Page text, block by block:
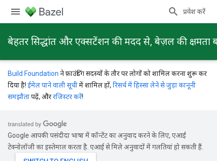
प्रवेश करें
बेहतर सिद्धांत और एक्सटेंशन की मदद से, बेज़ल की क्षमता
Build Foundation ने फ़ाउंडिंग सदस्यों के तौर पर लोगों को शामिल करना शुरू कर
दिया है! ईमेल पाने वाली सूचीमें शामिल हों, रिसर्च में हिस्सा लेने से जुड़ा कानूनी
समझौतापढ़ें, औररजिस्टर करें!
Google आपकी पसंदीदा भाषा में कॉन्टेंट का अनुवाद करने के लिए, एआई
टेक्नोलॉजी का इस्तेमाल करता है. एआई से मिले अनुवादों में गलतियां हो सकती हैं.